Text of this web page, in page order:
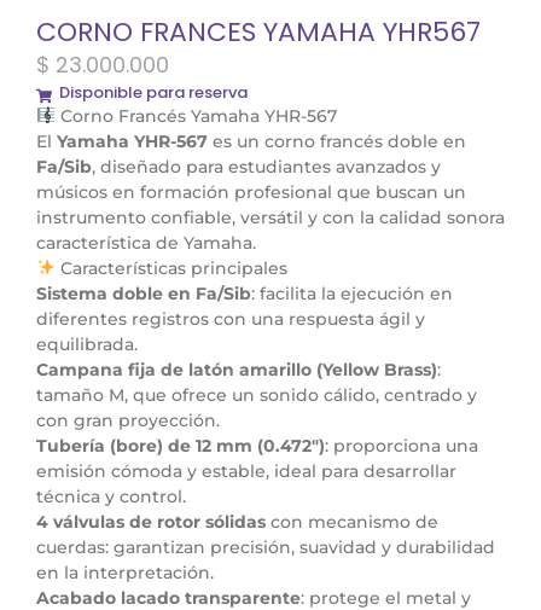
CORNO FRANCES YAMAHA YHR567
$ 23.000.000
Disponible para reserva
Corno Francés Yamaha YHR-567
El Yamaha YHR-567 es un corno francés doble en
Fa/Sib, diseñado para estudiantes avanzados y
músicos en formación profesional que buscan un
instrumento confiable, versátil y con la calidad sonora
característica de Yamaha.
Características principales
Sistema doble en Fa/Sib: facilita la ejecución en
diferentes registros con una respuesta ágil y
equilibrada.
Campana fija de latón amarillo (Yellow Brass):
tamaño M, que ofrece un sonido cálido, centrado y
con gran proyección.
Tubería (bore) de 12 mm (0.472″): proporciona una
emisión cómoda y estable, ideal para desarrollar
técnica y control.
4 válvulas de rotor sólidas con mecanismo de
cuerdas: garantizan precisión, suavidad y durabilidad
en la interpretación.
Acabado lacado transparente: protege el metal y